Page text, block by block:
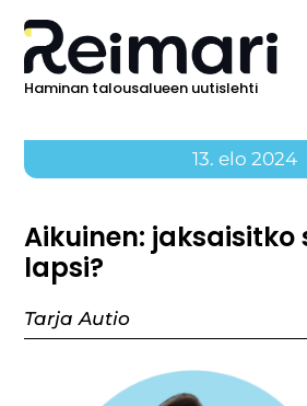
Haminan talousalueen uutislehti
13. elo 2024
Aikuinen:
lapsi?
Tarja Autio